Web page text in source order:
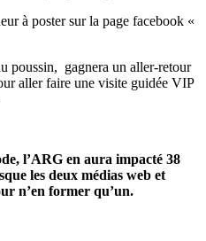
à poster sur la page facebook «
poussin, gagnera un aller-retour
aller faire une visite guidée VIP
l’ARG en aura impacté 38
les deux médias web et
n’en former qu’un.